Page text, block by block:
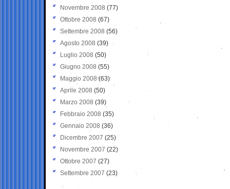
Novembre 2008 (77)
Ottobre 2008 (67)
Settembre 2008 (56)
Agosto 2008 (39)
Luglio 2008 (50)
Giugno 2008 (55)
Maggio 2008(63)
Aprile 2008 (50)
Marzo 2008 (39)
Febbraio 2008 (35)
Gennaio 2008 (36)
Dicembre 2007 (25)
Novembre 2007 (22)
Ottobre 2007 (27)
Settembre 2007 (23)